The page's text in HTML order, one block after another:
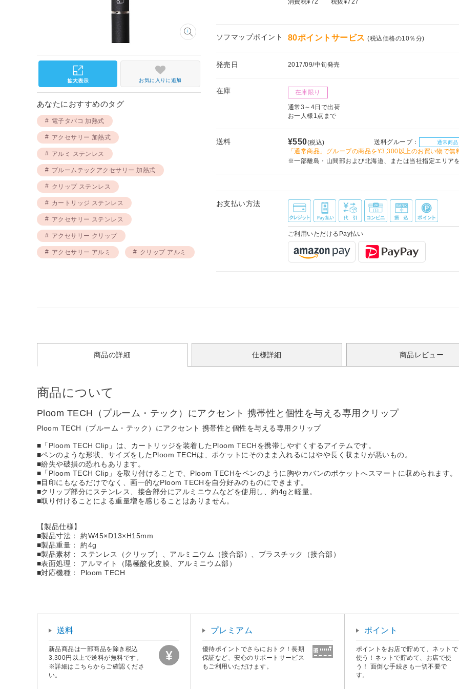
ソフマップポイント 80ポイントサービス(税込価格の10％分)
発売日 2017/09/中旬発売
在庫 在庫限り
通常3～4日で出荷
お一人様1点まで
送料 ¥550(税込) 送料グループ： 通常商品
「通常商品」グループの商品を¥3,300以上のお買い物で無
※一部離島・山間部および北海道、または当社指定エリア
お支払い方法
ご利用いただけるPay払い
お気に入りに追加
あなたにおすすめのタグ
電子タバコ 加熱式
アクセサリー 加熱式
アルミ ステンレス
プルームテックアクセサリー 加熱式
クリップ ステンレス
カートリッジ ステンレス
アクセサリー ステンレス
アクセサリー クリップ
アクセサリー アルミ クリップ アルミ
商品の詳細 仕様詳細 商品レビュー
商品について
Ploom TECH（プルーム・テック）にアクセント 携帯性と個性を与える専用クリップ
Ploom TECH（プルーム・テック）にアクセント 携帯性と個性を与える専用クリップ
■「Ploom TECH Clip」は、カートリッジを装着したPloom TECHを携帯しやすくするアイテムです。
■ペンのような形状、サイズをしたPloom TECHは、ポケットにそのまま入れるにはやや長く収まりが悪いもの。
■紛失や破損の恐れもあります。
■「Ploom TECH Clip」を取り付けることで、Ploom TECHをペンのように胸やカバンのポケットへスマートに収められます。
■目印にもなるだけでなく、画一的なPloom TECHを自分好みのものにできます。
■クリップ部分にステンレス、接合部分にアルミニウムなどを使用し、約4gと軽量。
■取り付けることによる重量増を感じることはありません。
【製品仕様】
■製品寸法： 約W45×D13×H15mm
■製品重量： 約4g
■製品素材： ステンレス（クリップ）、アルミニウム（接合部）、プラスチック（接合部）
■表面処理： アルマイト（陽極酸化皮膜、アルミニウム部）
■対応機種： Ploom TECH
送料
新品商品は一部商品を除き税込
3,300円以上で送料が無料です。
※詳細はこちらからご確認くださ
い。
プレミアム
優待ポイントでさらにおトク！長期
保証など、安心のサポートサービス
もご利用いただけます。
ポイント
ポイントをお店で貯めて、ネットで
使う！ネットで貯めて、お店で使
う！ 面倒な手続きも一切不要で
す。